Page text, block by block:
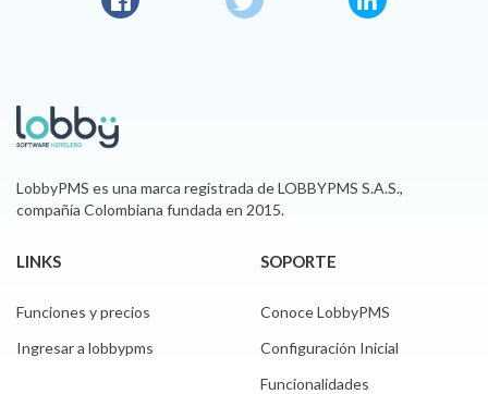
LobbyPMS es una marca registrada de LOBBYPMS S.A.S.,
compañía Colombiana fundada en 2015.
LINKS
Funciones y precios
Ingresar a lobbypms
SOPORTE
Conoce LobbyPMS
Configuración Inicial
Funcionalidades